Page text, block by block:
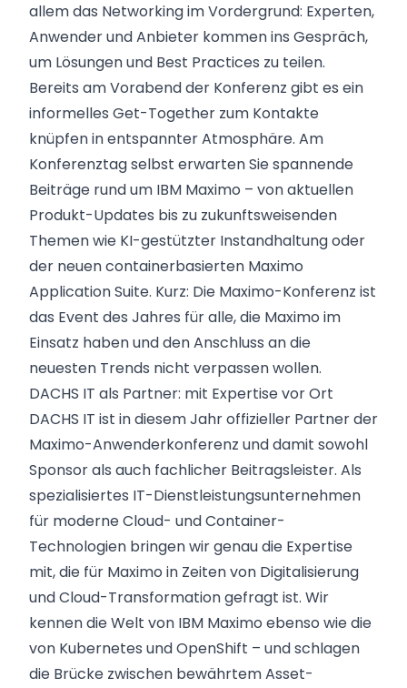
allem das Networking im Vordergrund: Experten,
Anwender und Anbieter kommen ins Gespräch,
um Lösungen und Best Practices zu teilen.
Bereits am Vorabend der Konferenz gibt es ein
informelles Get-Together zum Kontakte
knüpfen in entspannter Atmosphäre. Am
Konferenztag selbst erwarten Sie spannende
Beiträge rund um IBM Maximo – von aktuellen
Produkt-Updates bis zu zukunftsweisenden
Themen wie KI-gestützter Instandhaltung oder
der neuen containerbasierten Maximo
Application Suite. Kurz: Die Maximo-Konferenz ist
das Event des Jahres für alle, die Maximo im
Einsatz haben und den Anschluss an die
neuesten Trends nicht verpassen wollen.
DACHS IT als Partner: mit Expertise vor Ort
DACHS IT ist in diesem Jahr offizieller Partner der
Maximo-Anwenderkonferenz und damit sowohl
Sponsor als auch fachlicher Beitragsleister. Als
spezialisiertes IT-Dienstleistungsunternehmen
für moderne Cloud- und Container-
Technologien bringen wir genau die Expertise
mit, die für Maximo in Zeiten von Digitalisierung
und Cloud-Transformation gefragt ist. Wir
kennen die Welt von IBM Maximo ebenso wie die
von Kubernetes und OpenShift – und schlagen
die Brücke zwischen bewährtem Asset-